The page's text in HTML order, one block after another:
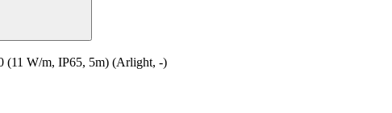
(11 W/m, IP65, 5m) (Arlight, -)